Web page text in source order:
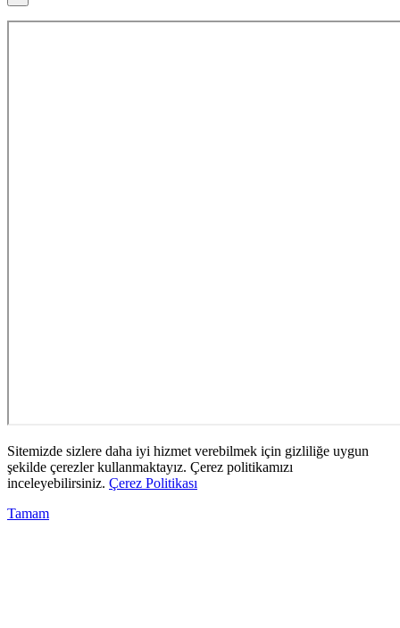
Sitemizde sizlere daha iyi hizmet verebilmek için gizliliğe uygun
şekilde çerezler kullanmaktayız. Çerez politikamızı
inceleyebilirsiniz. Çerez Politikası
Tamam